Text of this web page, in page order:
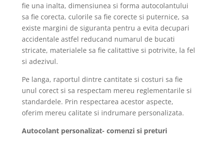
fie una inalta, dimensiunea si forma autocolantului
sa fie corecta, culorile sa fie corecte si puternice, sa
existe margini de siguranta pentru a evita decupari
accidentale astfel reducand numarul de bucati
stricate, materialele sa fie calitattive si potrivite, la fel
si adezivul.
Pe langa, raportul dintre cantitate si costuri sa fie
unul corect si sa respectam mereu reglementarile si
standardele. Prin respectarea acestor aspecte,
oferim mereu calitate si indrumare personalizata.
Autocolant personalizat- comenzi si preturi